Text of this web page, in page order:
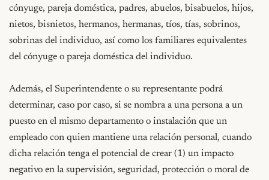
cónyuge, pareja doméstica, padres, abuelos, bisabuelos, hijos,
nietos, bisnietos, hermanos, hermanas, tíos, tías, sobrinos,
sobrinas del individuo, así como los familiares equivalentes
del cónyuge o pareja doméstica del individuo.
Además, el Superintendente o su representante podrá
determinar, caso por caso, si se nombra a una persona a un
puesto en el mismo departamento o instalación que un
empleado con quien mantiene una relación personal, cuando
dicha relación tenga el potencial de crear (1) un impacto
negativo en la supervisión, seguridad, protección o moral de